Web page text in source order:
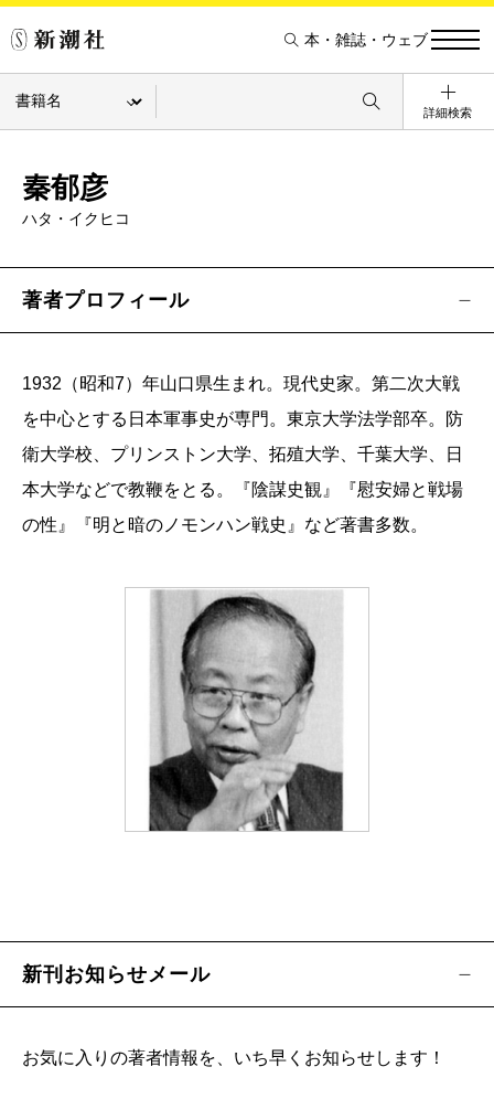
本・雑誌・ウェブ
詳細検索
秦郁彦
ハタ・イクヒコ
著者プロフィール
1932（昭和7）年山口県生まれ。現代史家。第二次大戦
を中心とする日本軍事史が専門。東京大学法学部卒。防
衛大学校、プリンストン大学、拓殖大学、千葉大学、日
本大学などで教鞭をとる。『陰謀史観』『慰安婦と戦場
の性』『明と暗のノモンハン戦史』など著書多数。
新刊お知らせメール
お気に入りの著者情報を、いち早くお知らせします！